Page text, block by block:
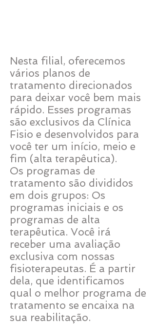
Nesta filial, oferecemos
vários planos de
tratamento direcionados
para deixar você bem mais
rápido. Esses programas
são exclusivos da Clínica
Fisio e desenvolvidos para
você ter um início, meio e
fim (alta terapêutica).
Os programas de
tratamento são divididos
em dois grupos: Os
programas iniciais e os
programas de alta
terapêutica. Você irá
receber uma avaliação
exclusiva com nossas
fisioterapeutas. É a partir
dela, que identificamos
qual o melhor programa de
tratamento se encaixa na
sua reabilitação.